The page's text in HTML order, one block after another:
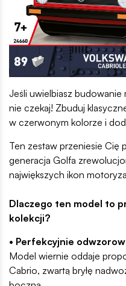
Jeśli uwielbiasz
nie czekaj! Zbuduj
w czerwonym kolorze i
Ten zestaw przeniesie Cię
generacja Golfa
największych ikon
Dlaczego ten model to
kolekcji?
• Perfekcyjnie
Model wiernie oddaje
Cabrio, zwartą bryłę